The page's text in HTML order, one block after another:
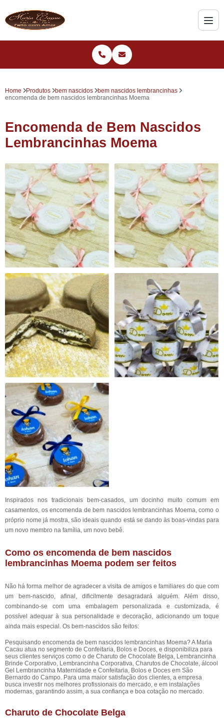
Home Produtos bem nascidos
bem nascidos lembrancinhas
encomenda de bem nascidos lembrancinhas Moema
Encomenda de Bem Nascidos
Lembrancinhas Moema
Inspirados nos tradicionais bem-casados, um docinho muito comum em
casamentos, os encomenda de bem nascidos lembrancinhas Moema, como o
próprio nome já mostra, são ideais quando está se dando às boas-vindas para
um novo membro na família, um novo bebê.
Como os encomenda de bem nascidos
lembrancinhas Moema podem ser feitos
Não há forma melhor de agradecer a visita de amigos e familiares do que com
um bem-nascido, afinal, dificilmente desagradará alguém. Além disso,
combinando-se com uma embalagem personalizada e customizada, é
possível adequar à sua personalidade e decoração, adicionando um toque
ainda mais especial. Os bem-nascidos são feitos:
Pesquisando encomenda de bem nascidos lembrancinhas Moema? A Maria
Cacau atua no segmento de Confeitaria, Bolos e Doces, e disponibiliza para
seus clientes serviços como o de Charuto de Chocolate Belga, Lembrancinha
Brinde Corporativo, Lembrancinha Corporativa, Charutos de Chocolate, álcool
Gel Lembrancinha Maternidade e Confeitaria, Bolos e Doces em São
Bernardo do Campo. Para uma maior satisfação dos clientes, a empresa
busca investir nos melhores profissionais do mercado, e em instalações
modernas, garantindo assim, a sua confiança e boa cotação no mercado.
Charuto de Chocolate Belga